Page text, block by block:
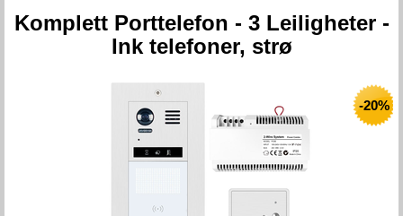
Komplett Porttelefon - 3 Leiligheter -
Ink telefoner, strø
-20%